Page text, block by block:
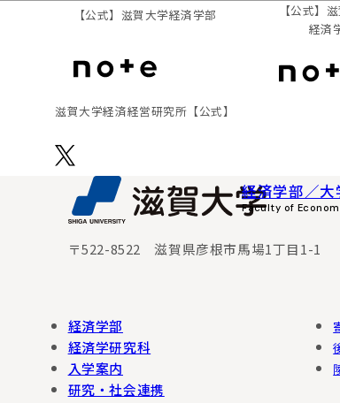
【公式】 滋賀大学経済学部
【公式】
経済
滋賀⼤学経済経営研究所 【公式】
経済学部／
Faculty of
〒522-8522 滋賀県彦根市馬場1丁目1-1
経済学部
経済学研究科
入学案内
研究・社会連携